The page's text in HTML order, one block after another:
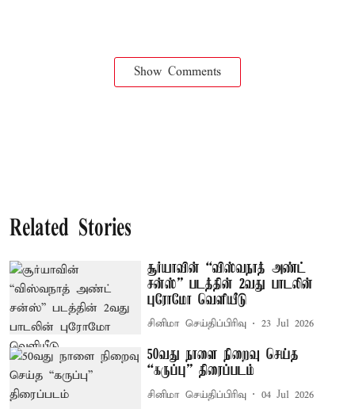
Show Comments
Related Stories
சூர்யாவின் “விஸ்வநாத் அண்ட்
சன்ஸ்” படத்தின் 2வது பாடலின்
புரோமோ வெளியீடு
சினிமா செய்திப்பிரிவு 23 Jul 2026
50வது நாளை நிறைவு செய்த
“கருப்பு” திரைப்படம்
சினிமா செய்திப்பிரிவு 04 Jul 2026